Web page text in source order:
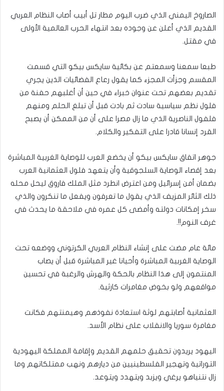
الصاروخ اليمني الذي ضرب اليوم مطار تل أبيب أصاب النظام العربي
القديم الذي أعلن عن وجوده بعد انتهاء الحرب العالمية الأولى
في مقتل.
طبعا سمعنا وسمعتم عن بكائية سايكس بيكو التي قسمت
المقسم وجزأت المجزء كما يقول رعاع الفضائيات الذين يجري
تقديم بعضهم تحت عنوان خبراء في حين أن أغلبهم حفنة من
فلول نظم سياسية سادت ثم بادت قبل أن تبلغ الحلم ومنهم
فلفول الناصرية الذي ما زال مصرا على أن من الممكن أن يصبح
القرد إنسانا قادرا على التفكير والكلام.
جوهر اتفاق سايكس بيكو أن يخضع العرب للوصاية الغربية المباشرة
بعد إقصاء الوصاية السلجوقية وأن يتعهد فلول العثمانية العرب
بضمان أمن إسرائيل ومن اعترض انطرد مثل الملك فاروق ليحل محله
ذلك الثائر المزيف الذي يقول ما تعرفون ويفعل ما تنكرون والذي
سخر إمكانات دولته وأمضى كل عمره في ملاحقة ما يحدث في
غرف النوم!!.
مائة عام مضت على إنشاء النظام العربي الكرتوني ووضعه تحت
الوصاية الغربية المباشرة وأحيانا غير المباشرة قبل أن يصاب
المنتمون إلى هذا النظام بالحكة والهرش والرغبة في تحسين
مواقعهم ولو بخوض مغامرات كارثية.
العثمانية أصابتهم لوثة استعادة نفوذهم وهيمنتهم فكانت
مغامرة سوريا والانقلاب على نظام الأسد.
اليهود يريدون تحقيق حلمهم القديم وإقامة المملكة اليهودية
التوراتية وتهجير الفلسطينيين من ديارهم ونهب ممتلكاتهم وما
زال نتنياهو يرغي ويزبد ويتهدد ويتوعد.